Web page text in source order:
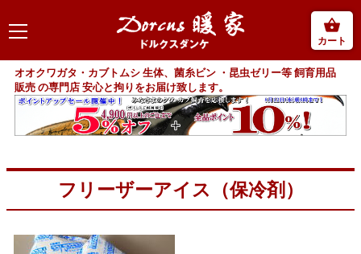
カート
オオクワガタ・カブトムシ 生体、菌糸ビン ・昆虫ゼリー等 飼育用品
販売 の専門店 安心と拘りをお届け致します。
フリーザーアイス（保冷剤）